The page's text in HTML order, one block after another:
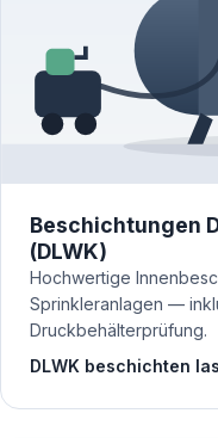
Beschichtungen
(DLWK)
Hochwertige
Sprinkleranlagen —
Druckbehälterprüfung.
DLWK beschichten